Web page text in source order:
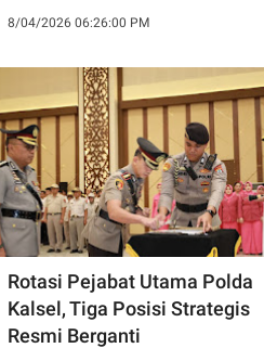
8/04/2026 06:26:00 PM
Rotasi Pejabat Utama Polda
Kalsel, Tiga Posisi Strategis
Resmi Berganti